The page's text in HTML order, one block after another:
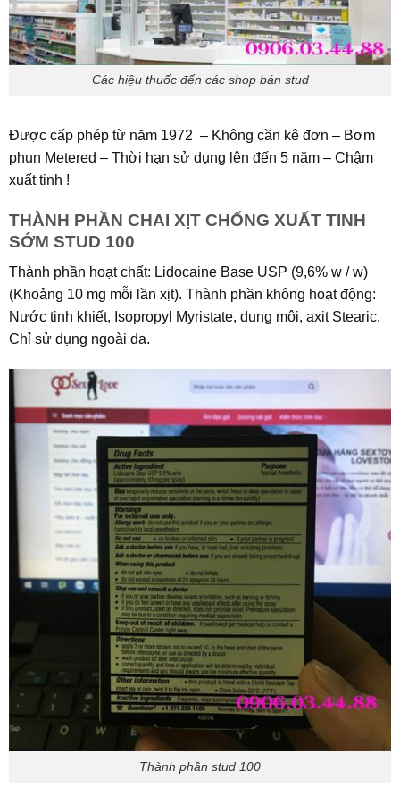
Các hiệu thuốc đến các shop bán stud
Được cấp phép từ năm 1972 – Không cần kê đơn – Bơm
phun Metered – Thời hạn sử dụng lên đến 5 năm – Chậm
xuất tinh !
THÀNH PHẦN CHAI XỊT CHỐNG XUẤT TINH
SỚM STUD 100
Thành phần hoạt chất: Lidocaine Base USP (9,6% w / w)
(Khoảng 10 mg mỗi lần xịt). Thành phần không hoạt động:
Nước tinh khiết, Isopropyl Myristate, dung môi, axit Stearic.
Chỉ sử dụng ngoài da.
Thành phần stud 100